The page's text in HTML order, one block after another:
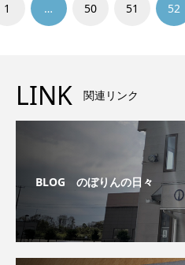
1 … 50 51 52
LINK 関連リンク
BLOG のぼりんの日々